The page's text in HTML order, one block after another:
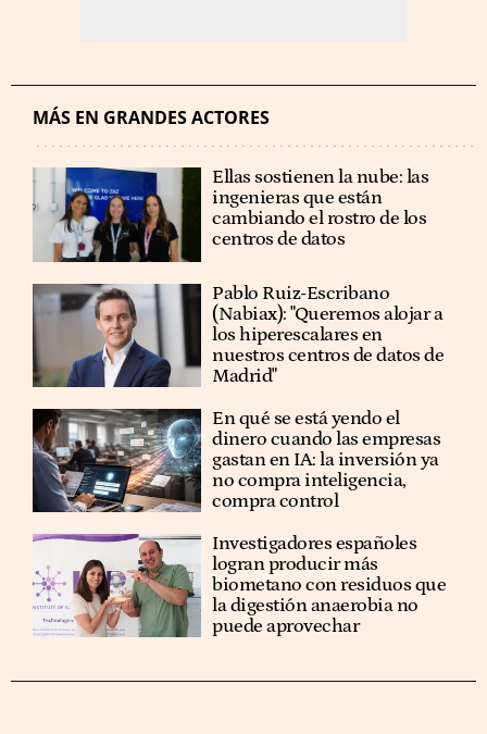
MÁS EN GRANDES ACTORES
Ellas sostienen la nube: las
ingenieras que están
cambiando el rostro de los
centros de datos
Pablo Ruiz-Escribano
(Nabiax): "Queremos alojar a
los hiperescalares en
nuestros centros de datos de
Madrid"
En qué se está yendo el
dinero cuando las empresas
gastan en IA: la inversión ya
no compra inteligencia,
compra control
Investigadores españoles
logran producir más
biometano con residuos que
la digestión anaerobia no
puede aprovechar